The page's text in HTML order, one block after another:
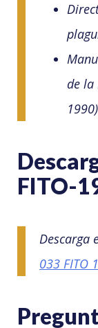
de la
1990)
FITO-
Descarga
033 FITO